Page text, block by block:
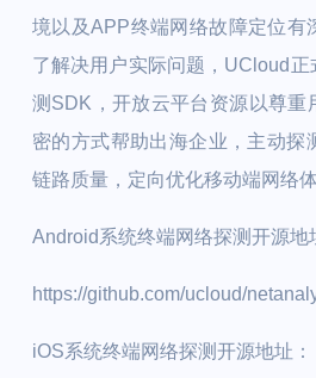
境以及APP终端网络故障定位有
了解决用户实际问题，UCloud
测SDK，开放云平台资源以尊重
密的方式帮助出海企业，主动探
链路质量，定向优化移动端网络体
Android系统终端网络探测开源地
https://github.com/ucloud/
iOS系统终端网络探测开源地址：